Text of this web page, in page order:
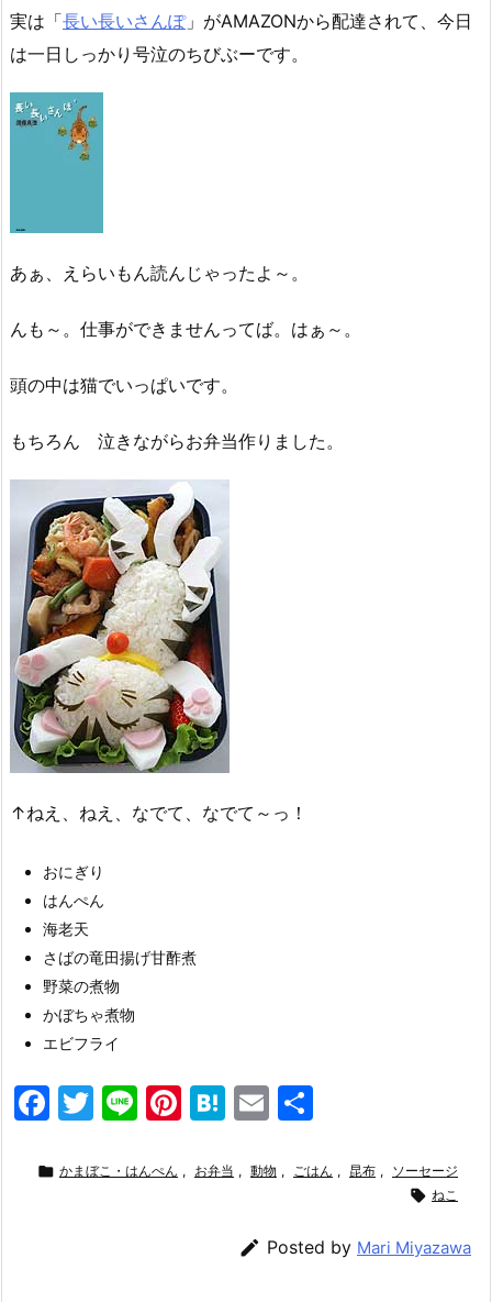
実は「長い長いさんぽ」がAMAZONから配達されて、今日
は一日しっかり号泣のちびぶーです。
あぁ、えらいもん読んじゃったよ～。
んも～。仕事ができませんってば。はぁ～。
頭の中は猫でいっぱいです。
もちろん 泣きながらお弁当作りました。
↑ねえ、ねえ、なでて、なでて～っ！
おにぎり
はんぺん
海老天
さばの竜田揚げ甘酢煮
野菜の煮物
かぼちゃ煮物
エビフライ
F
c
T
itt
Li
e
Pi
er
H
e
a
E
ai
 かまぼこ・はんぺん , お弁当 , 動物 , ごはん , 昆布 , ソーセージ
 ねこ
 Posted by Mari Miyazawa